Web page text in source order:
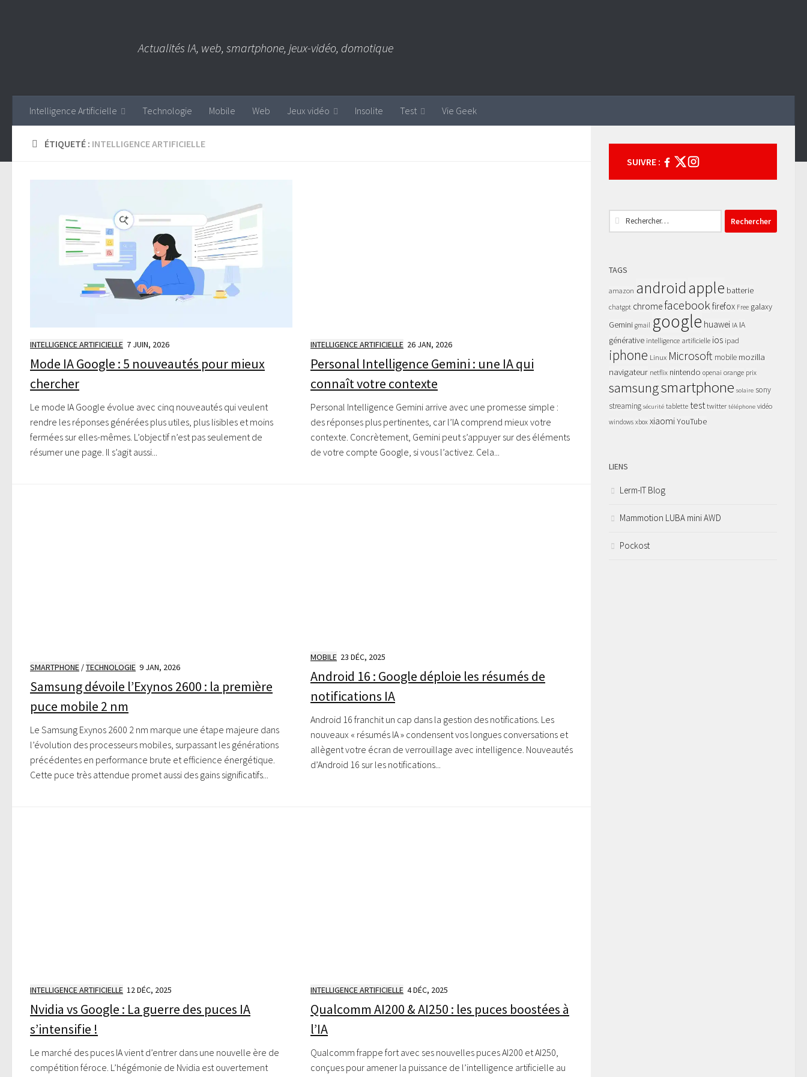
Actualités IA, web, smartphone, jeux-vidéo, domotique
Intelligence Artificielle Technologie Mobile Web Jeux vidéo Insolite Test Vie Geek
ÉTIQUETÉ : INTELLIGENCE ARTIFICIELLE
INTELLIGENCE ARTIFICIELLE 7 JUIN, 2026
Mode IA Google : 5 nouveautés pour mieux
chercher
Le mode IA Google évolue avec cinq nouveautés qui veulent
rendre les réponses générées plus utiles, plus lisibles et moins
fermées sur elles-mêmes. L’objectif n’est pas seulement de
résumer une page. Il s’agit aussi...
INTELLIGENCE ARTIFICIELLE 26 JAN, 2026
Personal Intelligence Gemini : une IA qui
connaît votre contexte
Personal Intelligence Gemini arrive avec une promesse simple :
des réponses plus pertinentes, car l’IA comprend mieux votre
contexte. Concrètement, Gemini peut s’appuyer sur des éléments
de votre compte Google, si vous l’activez. Cela...
SMARTPHONE /TECHNOLOGIE 9 JAN, 2026
Samsung dévoile l’Exynos 2600 : la première
puce mobile 2 nm
Le Samsung Exynos 2600 2 nm marque une étape majeure dans
l’évolution des processeurs mobiles, surpassant les générations
précédentes en performance brute et efficience énergétique.
Cette puce très attendue promet aussi des gains significatifs...
MOBILE 23 DÉC, 2025
Android 16 : Google déploie les résumés de
notifications IA
Android 16 franchit un cap dans la gestion des notifications. Les
nouveaux « résumés IA » condensent vos longues conversations et
allègent votre écran de verrouillage avec intelligence. Nouveautés
d’Android 16 sur les notifications...
INTELLIGENCE ARTIFICIELLE 12 DÉC, 2025
Nvidia vs Google : La guerre des puces IA
s’intensifie !
Le marché des puces IA vient d’entrer dans une nouvelle ère de
compétition féroce. L’hégémonie de Nvidia est ouvertement
INTELLIGENCE ARTIFICIELLE 4 DÉC, 2025
Qualcomm AI200 & AI250 : les puces boostées à
l’IA
Qualcomm frappe fort avec ses nouvelles puces AI200 et AI250,
conçues pour amener la puissance de l’intelligence artificielle au
SUIVRE :
Rechercher :
TAGS
amazon androidapple batterie
chatgpt chromefacebookfirefox Free galaxy
Gemini gmail google huawei IA IA
générative intelligence artificielle ios ipad
iphone Linux Microsoft mobile mozilla
navigateur netflix nintendo openai orange prix
samsungsmartphone solaire sony
streaming sécurité tablette testtwitter téléphone vidéo
windows xbox xiaomiYouTube
LIENS
Lerm-IT Blog
Mammotion LUBA mini AWD
Pockost